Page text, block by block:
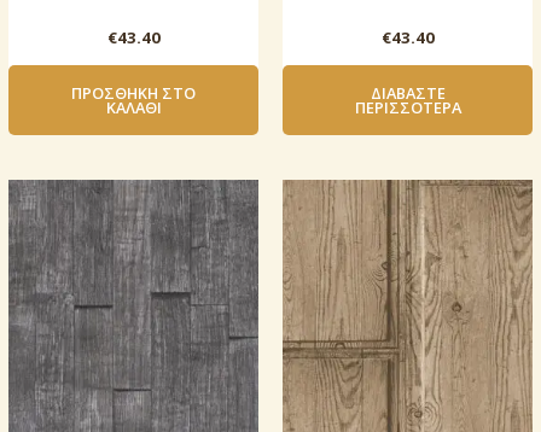
€43.40
ΠΡΟΣΘΉΚΗ ΣΤΟ
ΚΑΛΆΘΙ
€43.40
ΔΙΑΒΆΣΤΕ
ΠΕΡΙΣΣΌΤΕΡΑ